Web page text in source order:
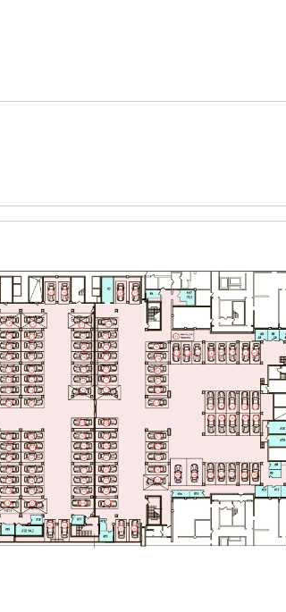
индекс кл. КЛ-21